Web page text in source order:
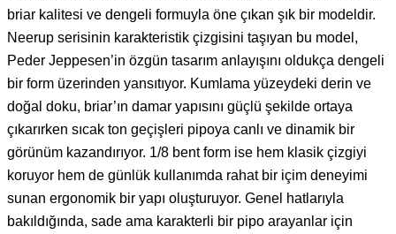
briar kalitesi ve dengeli formuyla öne çıkan şık bir modeldir.
Neerup serisinin karakteristik çizgisini taşıyan bu model,
Peder Jeppesen’in özgün tasarım anlayışını oldukça dengeli
bir form üzerinden yansıtıyor. Kumlama yüzeydeki derin ve
doğal doku, briar’ın damar yapısını güçlü şekilde ortaya
çıkarırken sıcak ton geçişleri pipoya canlı ve dinamik bir
görünüm kazandırıyor. 1/8 bent form ise hem klasik çizgiyi
koruyor hem de günlük kullanımda rahat bir içim deneyimi
sunan ergonomik bir yapı oluşturuyor. Genel hatlarıyla
bakıldığında, sade ama karakterli bir pipo arayanlar için